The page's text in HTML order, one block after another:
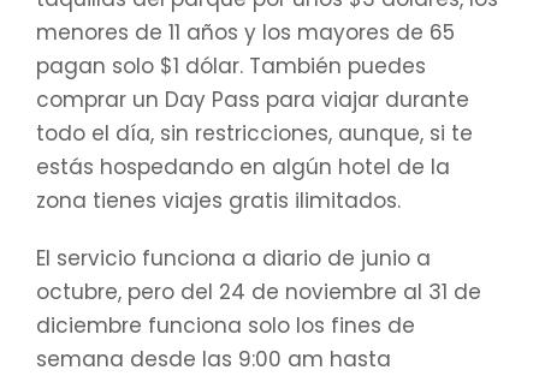
menores de 11 años y los mayores de 65
pagan solo $1 dólar. También puedes
comprar un Day Pass para viajar durante
todo el día, sin restricciones, aunque, si te
estás hospedando en algún hotel de la
zona tienes viajes gratis ilimitados.
El servicio funciona a diario de junio a
octubre, pero del 24 de noviembre al 31 de
diciembre funciona solo los fines de
semana desde las 9:00 am hasta